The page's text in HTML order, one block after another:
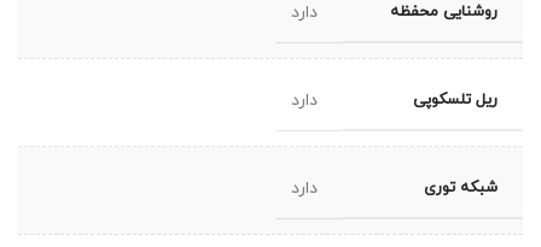
روشنایی محفظه دارد
ریل تلسکوپی دارد
شبکه توری دارد